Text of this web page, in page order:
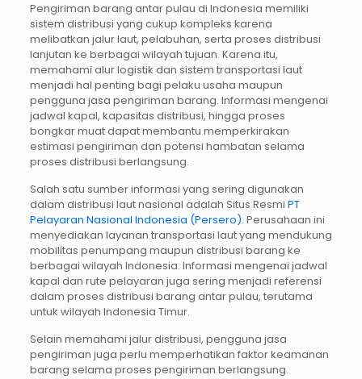
Pengiriman barang antar pulau di Indonesia memiliki
sistem distribusi yang cukup kompleks karena
melibatkan jalur laut, pelabuhan, serta proses distribusi
lanjutan ke berbagai wilayah tujuan. Karena itu,
memahami alur logistik dan sistem transportasi laut
menjadi hal penting bagi pelaku usaha maupun
pengguna jasa pengiriman barang. Informasi mengenai
jadwal kapal, kapasitas distribusi, hingga proses
bongkar muat dapat membantu memperkirakan
estimasi pengiriman dan potensi hambatan selama
proses distribusi berlangsung.
Salah satu sumber informasi yang sering digunakan
dalam distribusi laut nasional adalah Situs Resmi PT
Pelayaran Nasional Indonesia (Persero). Perusahaan ini
menyediakan layanan transportasi laut yang mendukung
mobilitas penumpang maupun distribusi barang ke
berbagai wilayah Indonesia. Informasi mengenai jadwal
kapal dan rute pelayaran juga sering menjadi referensi
dalam proses distribusi barang antar pulau, terutama
untuk wilayah Indonesia Timur.
Selain memahami jalur distribusi, pengguna jasa
pengiriman juga perlu memperhatikan faktor keamanan
barang selama proses pengiriman berlangsung.